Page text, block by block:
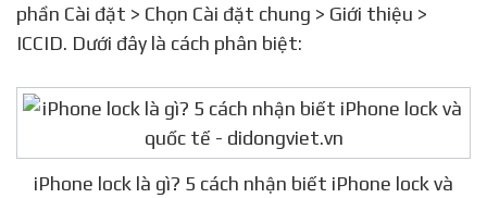
phần Cài đặt > Chọn Cài đặt chung > Giới thiệu >
ICCID. Dưới đây là cách phân biệt:
iPhone lock là gì? 5 cách nhận biết iPhone lock và